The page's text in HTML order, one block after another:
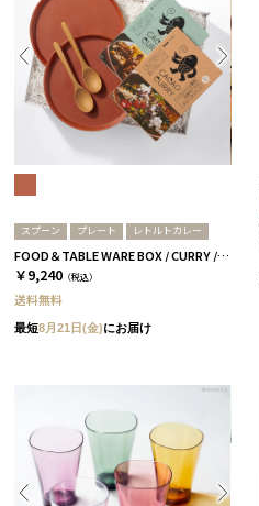
スプーン プレート レトルトカレー
FOOD＆TABLE WARE BOX / CURRY / ブラッドオレンジ
￥9,240 （税込）
送料無料
最短8月21日(金)にお届け